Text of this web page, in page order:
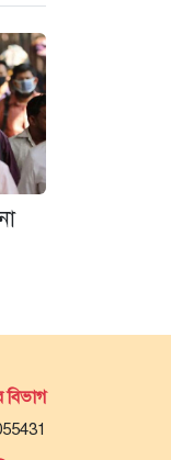
বিভাগ